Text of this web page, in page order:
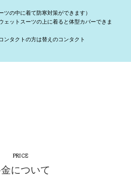
ツの中に着て防寒対策ができます）
ェットスーツの上に着ると体型カバーできま
ンタクトの方は替えのコンタクト
PRICE
について